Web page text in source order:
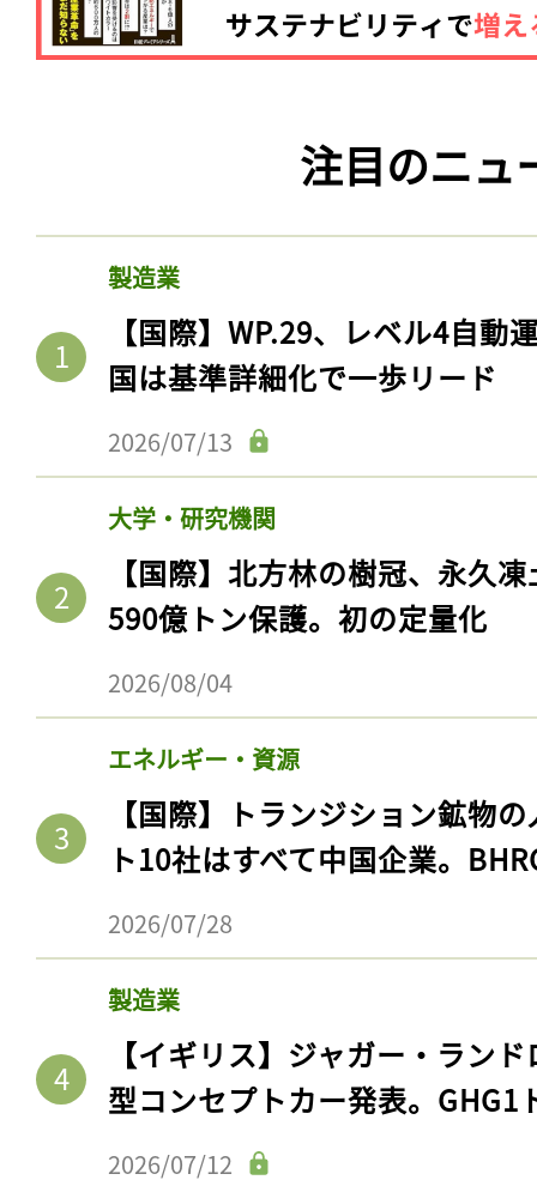
注目のニュ
製造業
【国際】WP.29、レベル4自動
国は基準詳細化で一歩リード
2026/07/13
大学・研究機関
【国際】北方林の樹冠、永久
590億トン保護。初の定量化
2026/08/04
エネルギー・資源
【国際】トランジション鉱物
ト10社はすべて中国企業。
2026/07/28
製造業
【イギリス】ジャガー・ラン
型コンセプトカー発表。GHG1
2026/07/12